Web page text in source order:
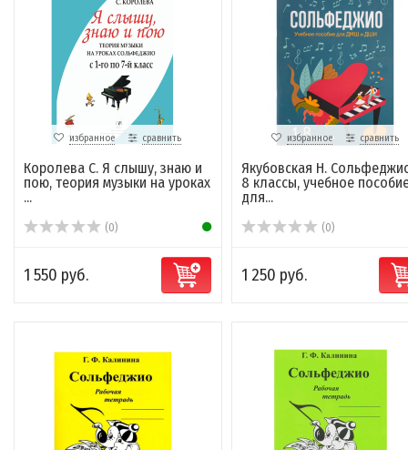
избранное сравнить
Королева С. Я слышу, знаю и
пою, теория музыки на уроках
...
(0)
1 550 руб.
избранное сравнить
Якубовская Н.
8 классы, учебное
для...
(0)
1 250 руб.